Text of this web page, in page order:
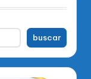
buscar